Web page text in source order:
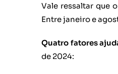
Vale ressaltar que
Entre janeiro e
Quatro fatores
de 2024: